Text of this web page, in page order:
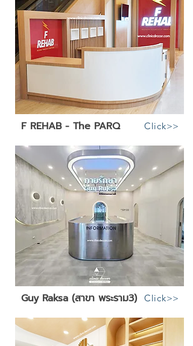
F REHAB - The PARQ Click>>
Guy Raksa (สาขา พระราม3) Click>>